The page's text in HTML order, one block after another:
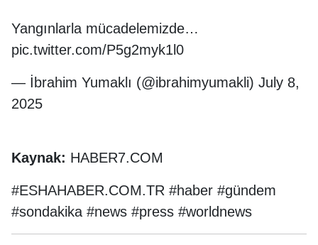
Yangınlarla mücadelemizde…
pic.twitter.com/P5g2myk1l0
— İbrahim Yumaklı (@ibrahimyumakli) July 8,
2025
Kaynak: HABER7.COM
#ESHAHABER.COM.TR #haber #gündem
#sondakika #news #press #worldnews